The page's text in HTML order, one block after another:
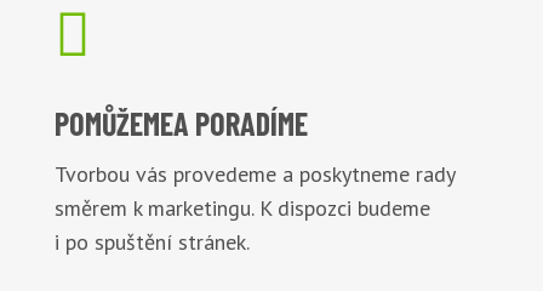

POMŮŽEMEA PORADÍME
Tvorbou vás provedeme a poskytneme rady
směrem k marketingu. K dispozci budeme
i po spuštění stránek.